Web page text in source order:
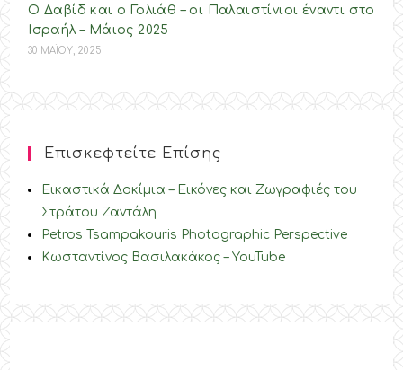
Ο Δαβίδ και ο Γολιάθ – οι Παλαιστίνιοι έναντι στο
Ισραήλ – Mάιος 2025
30 ΜΑΪΟΥ, 2025
Επισκεφτείτε Επίσης
Εικαστικά Δοκίμια – Εικόνες και Ζωγραφιές του
Στράτου Ζαντάλη
Petros Tsampakouris Photographic Perspective
Κωσταντίνος Βασιλακάκος – YouTube